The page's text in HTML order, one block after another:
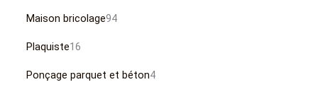
Maison bricolage94
Plaquiste16
Ponçage parquet et béton4